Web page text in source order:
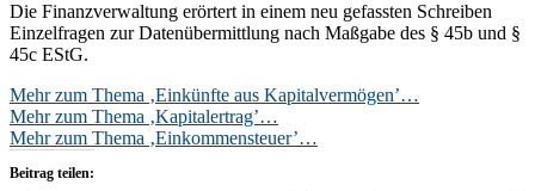
Die Finanzverwaltung erörtert in einem neu gefassten Schreiben
Einzelfragen zur Datenübermittlung nach Maßgabe des § 45b und §
45c EStG.
Mehr zum Thema ‚Einkünfte aus Kapitalvermögen’…
Mehr zum Thema ‚Kapitalertrag’…
Mehr zum Thema ‚Einkommensteuer’…
Beitrag teilen: